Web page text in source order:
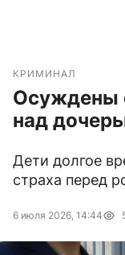
КРИМИНАЛ
Осуждены
над
Дети долгое
страха перед
6 июля 2026, 14:44